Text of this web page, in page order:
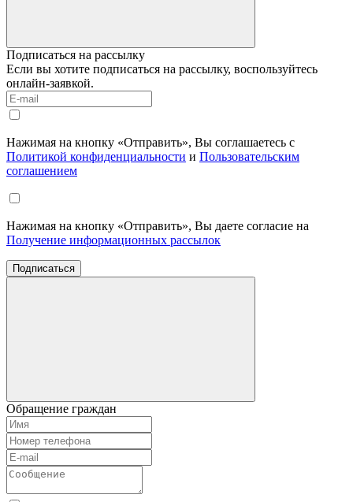
Подписаться на рассылку
Если вы хотите подписаться на рассылку, воспользуйтесь
онлайн-заявкой.
Нажимая на кнопку «Отправить», Вы соглашаетесь с
Политикой конфиденциальности и Пользовательским
соглашением
Нажимая на кнопку «Отправить», Вы даете согласие на
Получение информационных рассылок
Подписаться
Обращение граждан